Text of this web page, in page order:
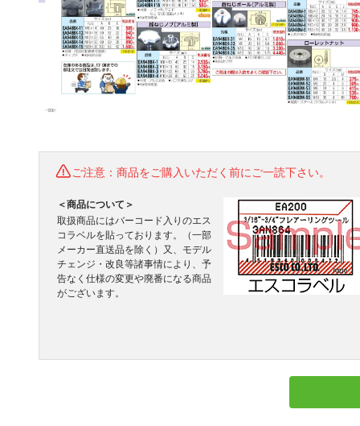
ご注意：商品をご購入いただく前にご一読下さい。
＜商品について＞
取扱商品にはバーコード入りのエス
コラベルを貼っております。（一部
メーカー直送品を除く）又、モデル
チェンジ・改良等諸事情により、予
告なく仕様の変更や廃番になる商品
がございます。